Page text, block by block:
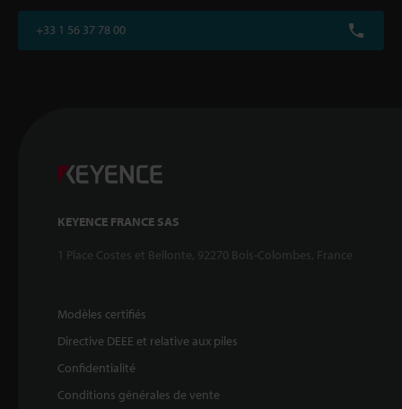
+33 1 56 37 78 00
KEYENCE FRANCE SAS
1 Place Costes et Bellonte, 92270 Bois-Colombes, France
Modèles certifiés
Directive DEEE et relative aux piles
Confidentialité
Conditions générales de vente